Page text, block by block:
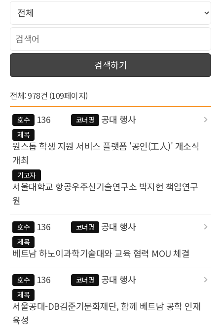
검색하기
전체: 978건 (109페이지)
호수 136 코너명 공대 행사
제목
원스톱 학생 지원 서비스 플랫폼 '공인(工人)' 개소식
개최
기고자
서울대학교 항공우주신기술연구소 박지현 책임연구
원
호수 136 코너명 공대 행사
제목
베트남 하노이과학기술대와 교육 협력 MOU 체결
호수 136 코너명 공대 행사
제목
서울공대-DB김준기문화재단, 함께 베트남 공학 인재
육성